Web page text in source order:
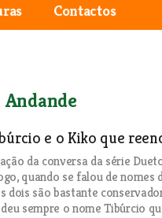
Contactos
e o Kiko que
da conversa da série
quando se falou de nomes
dois são bastante
sempre o nome Tibúrcio